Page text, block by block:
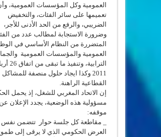
العمومية وكل المؤسسات العمومية،
تعميمها على سائر الفئات، والتخفيض
الضريبي، والرفع من الحد الأدنى للأجر،
وضرورة الاستجابة لمطالب عدد من
المتضررة من النظام الأساسي في
العمومية والمؤسسات العمومية
الترابية، وتنفيذ ما
2011 وكذا ايجاد حلول منصفة للمشاكل
القطاعية الراهنة.
إن الاتحاد المغربي للشغل، إذ يحمل
مسؤولية هذه الوضعية، يجدد الإعلان عن
موقفه:
_ مقاطعة كل جلسة حوار تتضمن نفس
العرض الحكومي الذي لا يرقى إلى